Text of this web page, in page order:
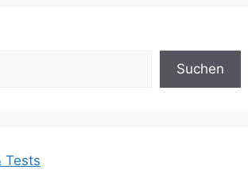
Suchen
Tests